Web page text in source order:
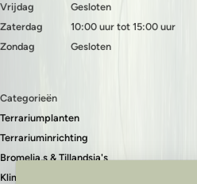
Vrijdag
Zaterdag
Zondag
Gesloten
10:00 uur tot 15:00 uur
Gesloten
Categorieën
Terrariumplanten
Terrariuminrichting
Bromelia,s & Tillandsia's
Klimplanten & bodembedekkers